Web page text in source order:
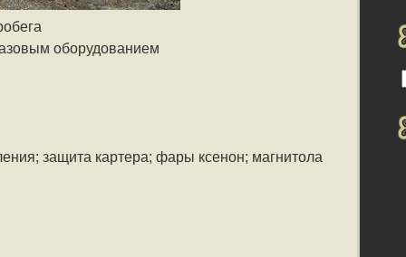
оборудованием
защита картера; фары ксенон; магнитола